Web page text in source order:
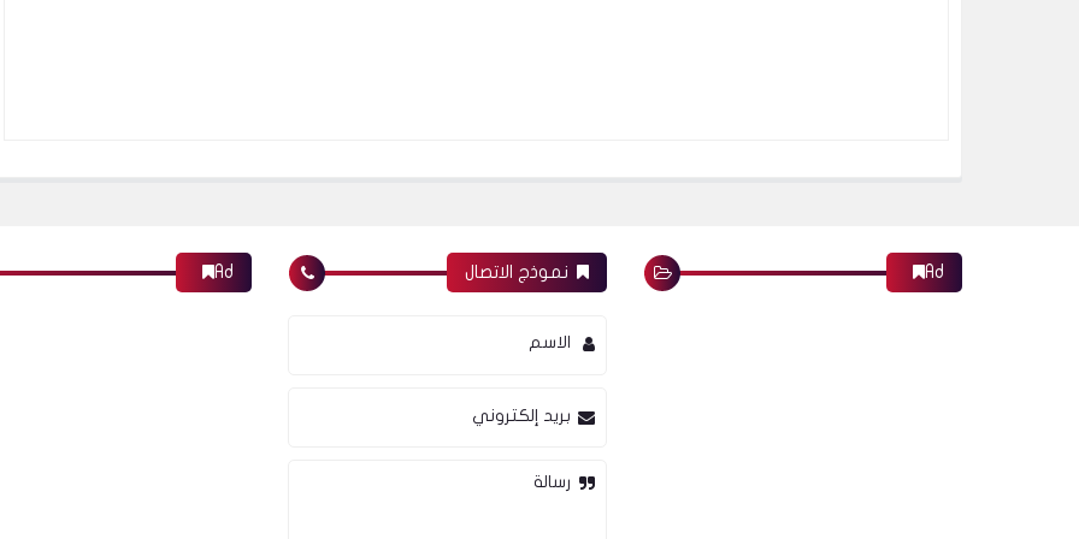
Ad نموذج الاتصال
الاسم
بريد إلكتروني
رسالة
Ad